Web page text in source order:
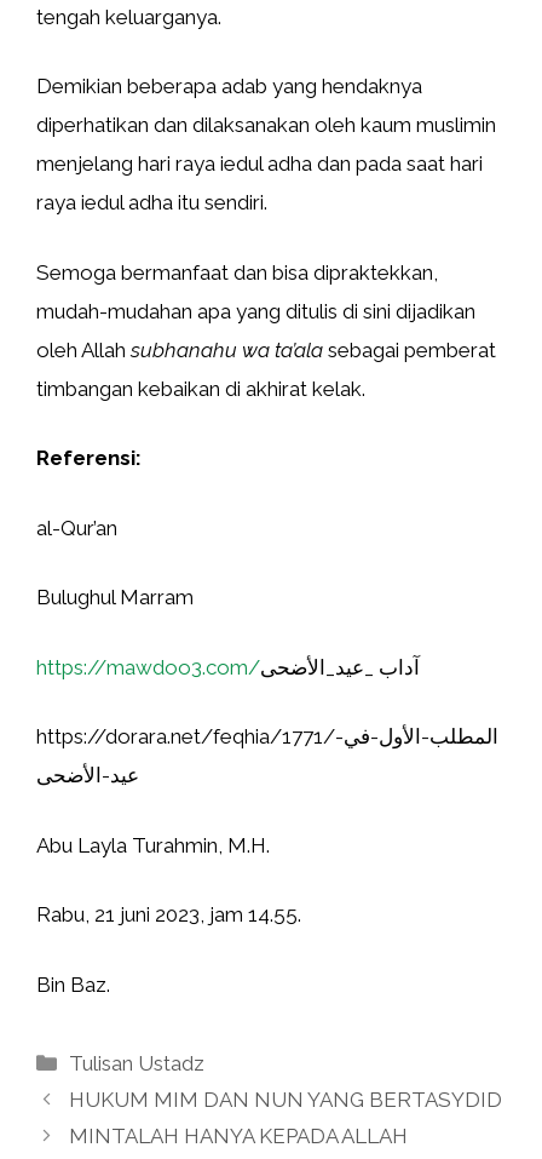
tengah keluarganya.
Demikian beberapa adab yang hendaknya
diperhatikan dan dilaksanakan oleh kaum muslimin
menjelang hari raya iedul adha dan pada saat hari
raya iedul adha itu sendiri.
Semoga bermanfaat dan bisa dipraktekkan,
mudah-mudahan apa yang ditulis di sini dijadikan
oleh Allahsubhanahu wa ta’ala sebagai pemberat
timbangan kebaikan di akhirat kelak.
Referensi:
al-Qur’an
Bulughul Marram
https://mawdoo3.com/آداب _عيد_الأضحى
https://dorara.net/feqhia/1771/المطلب-الأول-في-
عيد-الأضحى
Abu Layla Turahmin, M.H.
Rabu, 21 juni 2023, jam 14.55.
Bin Baz.
Kategori
Tulisan Ustadz
HUKUM MIM DAN NUN YANG BERTASYDID
MINTALAH HANYA KEPADA ALLAH